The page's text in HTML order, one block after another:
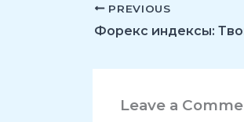
PREVIOUS
Leave a